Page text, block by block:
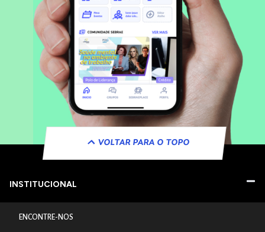
VOLTAR PARA O TOPO
INSTITUCIONAL
ENCONTRE-NOS